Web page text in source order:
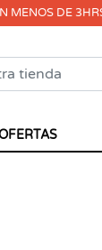
MENOS DE